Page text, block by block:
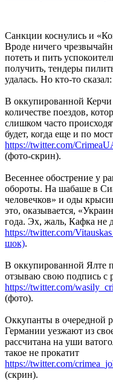
Санкции коснулись и
Вроде ничего
потеть и пить
получить, тендеры
удалась. Но кто-то
В оккупированной Керчи
количестве поездов,
слишком часто
будет, когда еще и по
https://twitter.com/
(фото-скрин).
Весеннее обострение у
обороты. На шабаше в
человечков» и оды
это, оказывается,
года. Эх, жаль, Кафка не
https://twitter.com/
шок).
В оккупированной Ялте
отзываю свою подпись с
https://twitter.com/
(фото).
Оккупанты в очередной
Германии уезжают из
рассчитана на уши
такое не прокатит
https://twitter.com/
(скрин).